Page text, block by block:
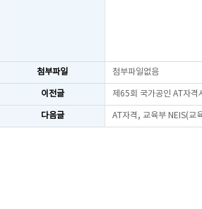
첨부파일 첨부파일없음
이전글 제65회 국가공인 AT자격
다음글 AT자격, 교육부 NEIS(교